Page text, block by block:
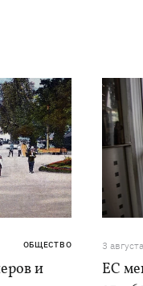
ОБЩЕСТВО
и
3 августа
ЕС